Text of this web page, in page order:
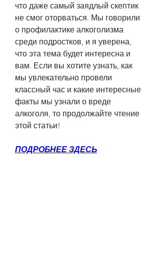
что даже самый заядлый скептик
не смог оторваться. Мы говорили
о профилактике алкоголизма
среди подростков, и я уверена,
что эта тема будет интересна и
вам. Если вы хотите узнать, как
мы увлекательно провели
классный час и какие интересные
факты мы узнали о вреде
алкоголя, то продолжайте чтение
этой статьи!
ПОДРОБНЕЕ ЗДЕСЬ